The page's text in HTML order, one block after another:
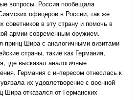
вопросы. Россия пообещала
офицеров в России, так же
советников в эту страну и помочь в
армии современным оружием.
принц Шира с аналогичными визитами
страны, такие как Германия,
где высказал аналогичные
Германия с интересом отнеслась к
их удовлетворение с военной
отказался от Германских